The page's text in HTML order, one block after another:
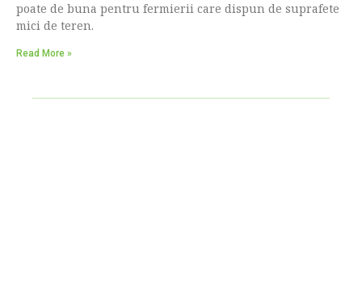
poate de buna pentru fermierii care dispun de suprafete
mici de teren.
Read More »